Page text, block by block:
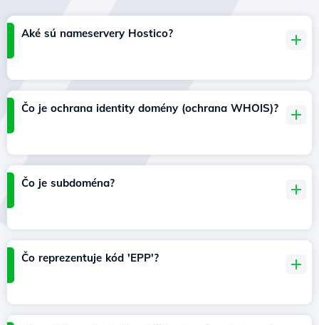
Aké sú nameservery Hostico?
Čo je ochrana identity domény (ochrana WHOIS)?
Čo je subdoména?
Čo reprezentuje kód 'EPP'?